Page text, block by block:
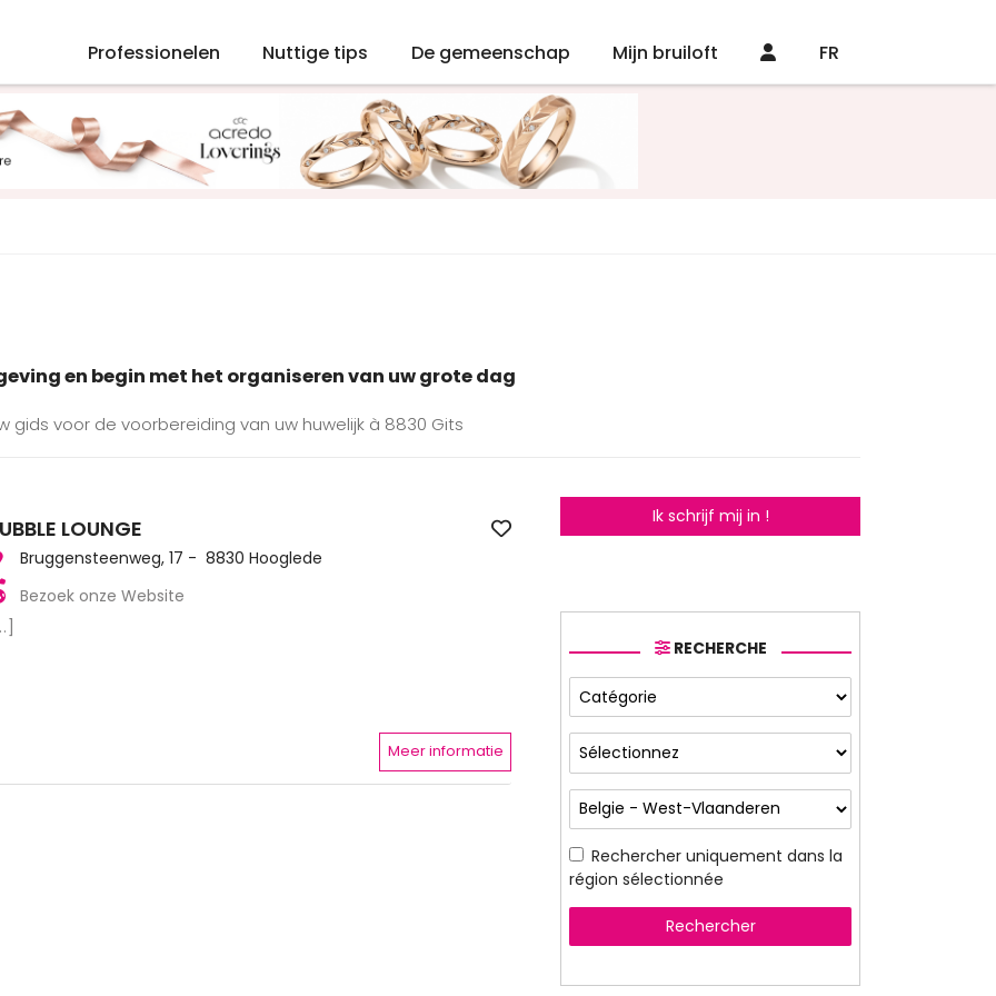
Professionelen Nuttige tips De gemeenschap Mijn bruiloft FR
en begin met het organiseren van uw grote dag
gids voor de voorbereiding van uw huwelijk à 8830 Gits
LOUNGE
Bruggensteenweg, 17 - 8830 Hooglede
Bezoek onze Website
Meer informatie
Ik schrijf mij in !
RECHERCHE
Rechercher uniquement dans la
région sélectionnée
Rechercher